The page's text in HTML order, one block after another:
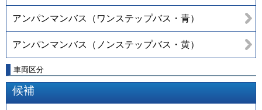
アンパンマンバス（ワンステップバス・青）
アンパンマンバス（ノンステップバス・黄）
車両区分
候補